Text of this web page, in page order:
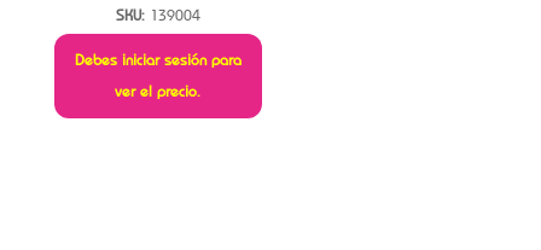
SKU: 139004
Debes iniciar sesión para
ver el precio.